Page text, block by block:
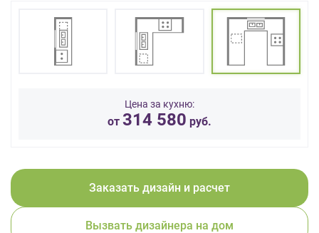
Цена за кухню:
от 314 580 руб.
Заказать дизайн и расчет
Вызвать дизайнера на дом
персональных